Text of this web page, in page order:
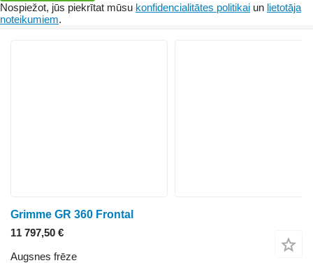
Nospiežot, jūs piekrītat mūsu konfidencialitātes politikai un lietotāja
noteikumiem.
Grimme GR 360 Frontal
11 797,50 €
Augsnes frēze